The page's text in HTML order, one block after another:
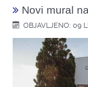
Novi mural
OBJAVLJENO: 09